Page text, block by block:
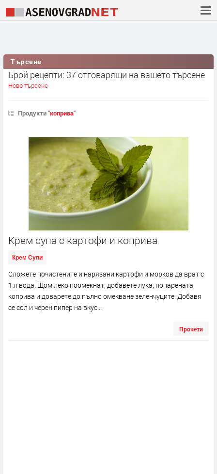
Търсене
Брой рецепти: 37 отговарящи на вашето търсене
Ново търсене
Продукти "коприва"
Крем супа с картофи и коприва
Крем Супи
Сложете почистените и нарязани картофи и морков да врат с
1 л вода. Щом леко поомекнат, добавете лука, попарената
коприва и доварете до пълно омекване зеленчуците. Добавя
се сол и черен пипер на вкус...
Прочети